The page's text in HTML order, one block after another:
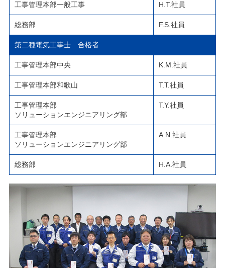
工事管理本部一般工事 H.T.社員
総務部 F.S.社員
第二種電気工事士 合格者
工事管理本部中央 K.M.社員
工事管理本部和歌山 T.T.社員
工事管理本部
ソリューションエンジニアリング部
T.Y.社員
工事管理本部
ソリューションエンジニアリング部
A.N.社員
総務部 H.A.社員